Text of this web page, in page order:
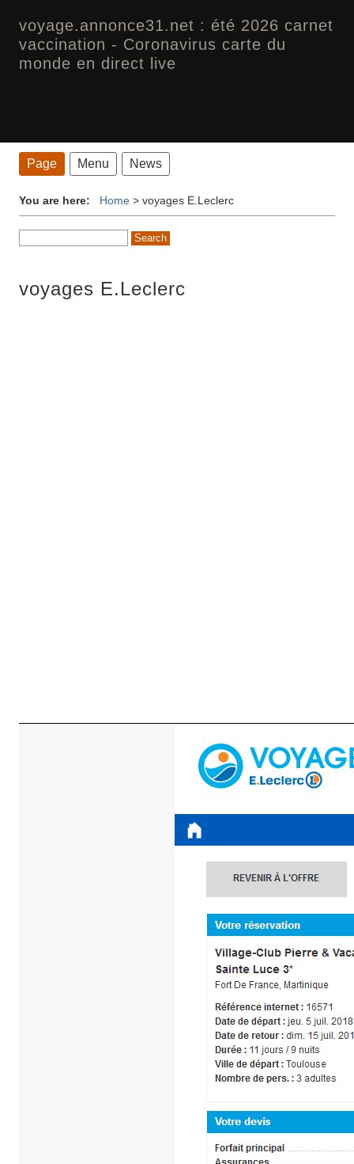
voyage.annonce31.net : été 2026 carnet
vaccination - Coronavirus carte du
monde en direct live
Page Menu News
You are here: Home > voyages E.Leclerc
voyages E.Leclerc